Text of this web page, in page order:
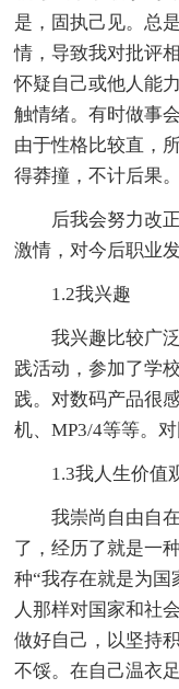
是，固执己见。总
情，导致我对批评
怀疑自己或他人能
触情绪。有时做事
由于性格比较直，
得莽撞，不计后果
后我会努力改
激情，对今后职业
1.2我兴趣
我兴趣比较广
践活动，参加了学
践。对数码产品很
机、MP3/4等等。
1.3我人生价值
我崇尚自由自
了，经历了就是一
种“我存在就是为国
人那样对国家和社
做好自己，以坚持
不馁。在自己温衣